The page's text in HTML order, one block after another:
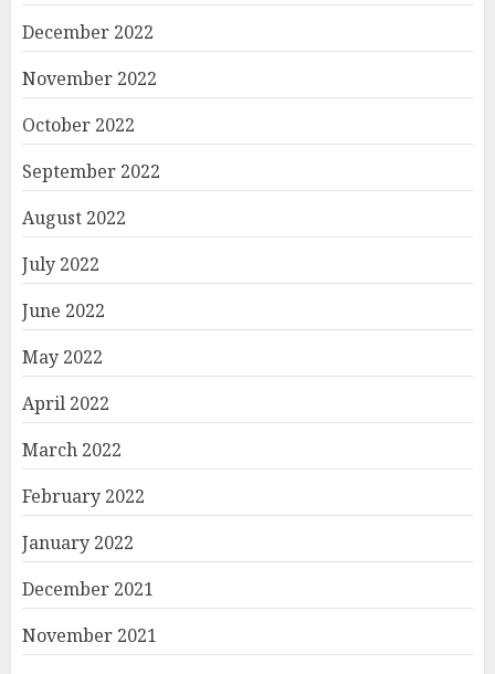
December 2022
November 2022
October 2022
September 2022
August 2022
July 2022
June 2022
May 2022
April 2022
March 2022
February 2022
January 2022
December 2021
November 2021